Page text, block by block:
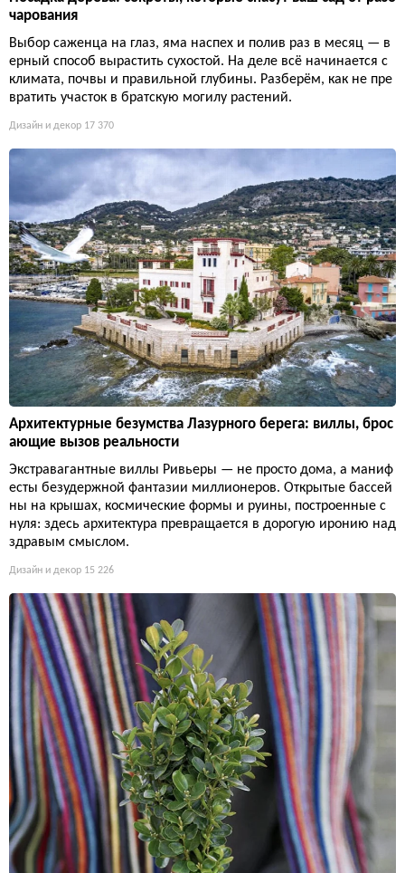
чарования
Выбор саженца на глаз, яма наспех и полив раз в месяц — в
ерный способ вырастить сухостой. На деле всё начинается с
климата, почвы и правильной глубины. Разберём, как не пре
вратить участок в братскую могилу растений.
Дизайн и декор 17 370
Архитектурные безумства Лазурного берега: виллы, брос
ающие вызов реальности
Экстравагантные виллы Ривьеры — не просто дома, а маниф
есты безудержной фантазии миллионеров. Открытые бассей
ны на крышах, космические формы и руины, построенные с
нуля: здесь архитектура превращается в дорогую иронию над
здравым смыслом.
Дизайн и декор 15 226